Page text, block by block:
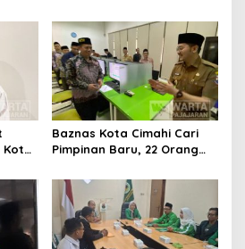
Publik
Kota
Baznas Kota Cimahi Cari
Pimpinan Baru, 22 Orang